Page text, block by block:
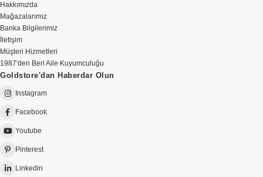
Hakkımızda
Mağazalarımız
Banka Bilgilerimiz
İletişim
Müşteri Hizmetleri
1987'den Beri Aile Kuyumculuğu
Goldstore'dan Haberdar Olun
Instagram
Facebook
Youtube
Pinterest
Linkedin